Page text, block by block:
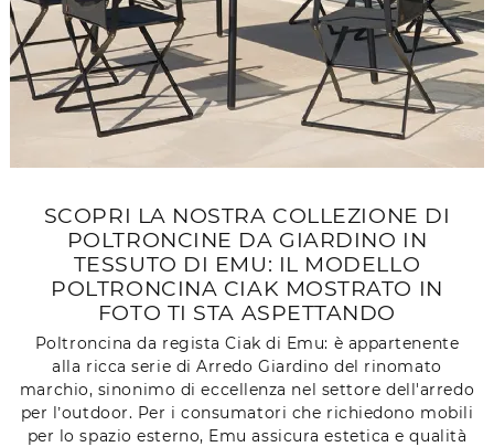
SCOPRI LA NOSTRA COLLEZIONE DI
POLTRONCINE DA GIARDINO IN
TESSUTO DI EMU: IL MODELLO
POLTRONCINA CIAK MOSTRATO IN
FOTO TI STA ASPETTANDO
Poltroncina da regista Ciak di Emu: è appartenente
alla ricca serie di Arredo Giardino del rinomato
marchio, sinonimo di eccellenza nel settore dell'arredo
per l’outdoor. Per i consumatori che richiedono mobili
per lo spazio esterno, Emu assicura estetica e qualità